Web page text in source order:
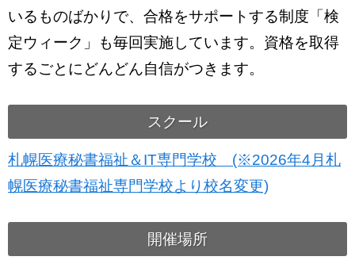
いるものばかりで、合格をサポートする制度「検
定ウィーク」も毎回実施しています。資格を取得
するごとにどんどん自信がつきます。
スクール
札幌医療秘書福祉＆IT専門学校 (※2026年4月札
幌医療秘書福祉専門学校より校名変更)
開催場所